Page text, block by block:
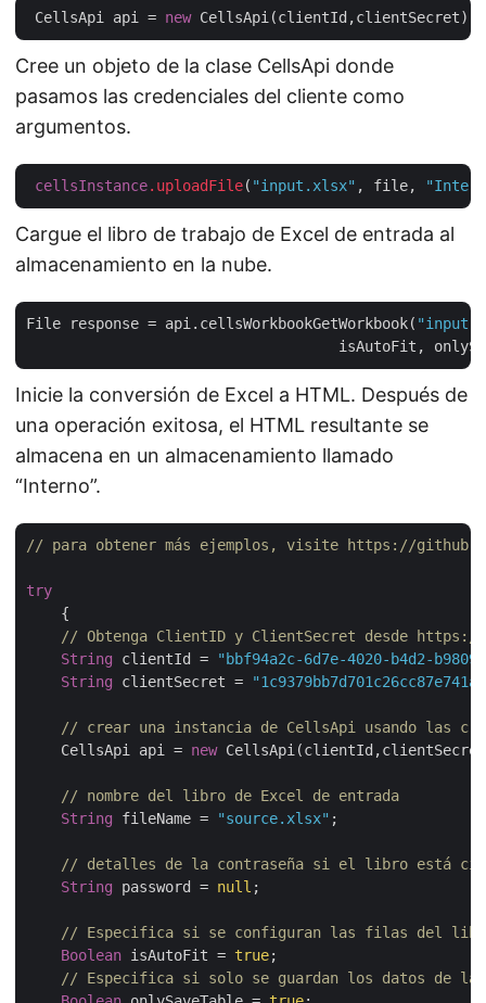
CellsApi api = new
Cree un objeto de la clase CellsApi donde
pasamos las credenciales del cliente como
argumentos.
cellsInstance.uploadFile( "input.xlsx" , file,
Cargue el libro de trabajo de Excel de entrada al
almacenamiento en la nube.
File response = api.cellsWorkbookGetWorkbook(
isAutoFit,
Inicie la conversión de Excel a HTML. Después de
una operación exitosa, el HTML resultante se
almacena en un almacenamiento llamado
“Interno”.
// para obtener más ejemplos, visite https://
try
    {
// Obtenga ClientID y ClientSecret desde https://
String clientId =
"bbf94a2c-6d7e-4020-b4d2-
String clientSecret =
// crear una instancia de CellsApi usando las
    CellsApi api =
new
// nombre del libro de Excel de entrada
String fileName = "source.xlsx" ;
// detalles de la contraseña si el libro está
String password = null ;
// Especifica si se configuran las filas del libro
Boolean isAutoFit = true;
// Especifica si solo se guardan los datos de